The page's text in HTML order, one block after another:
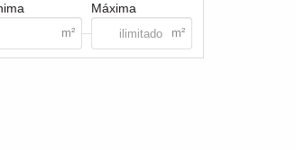
Máxima